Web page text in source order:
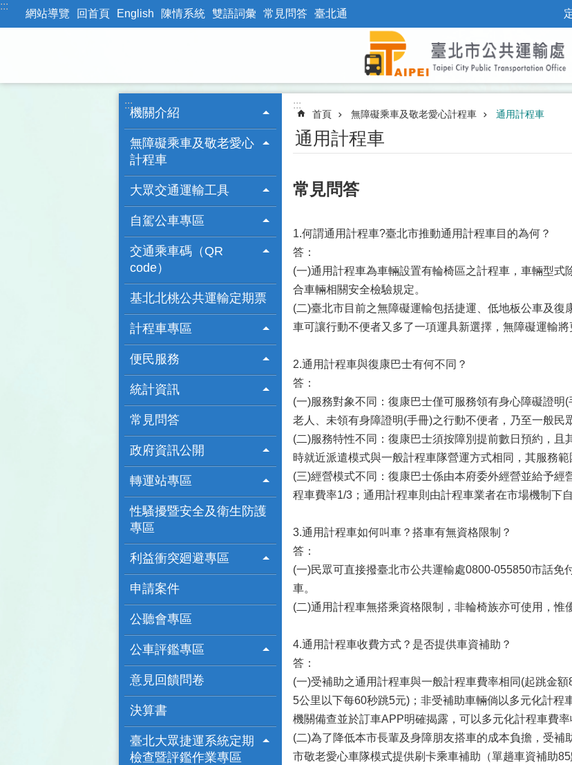
跳到主要內容區塊
:::
網站導覽 回首頁 English 陳情系統 雙語詞彙 常見問答 臺北通
:::
機關介紹
無障礙乘車及敬老愛心
計程車
大眾交通運輸工具
自駕公車專區
交通乘車碼（QR
code）
基北北桃公共運輸定期票
計程車專區
便民服務
統計資訊
常見問答
政府資訊公開
轉運站專區
性騷擾暨安全及衛生防護
專區
利益衝突廻避專區
申請案件
公聽會專區
公車評鑑專區
意見回饋問卷
決算書
臺北大眾捷運系統定期
檢查暨評鑑作業專區
:::
首頁 無障礙乘車及敬老愛心計程車 通用計程車
通用計程車
常見問答
1.何謂通用計程車?臺北市推動通用計程車目的為何？
答：
(一)通用計程車為車輛設置有輪椅區之計程車，車輛型
合車輛相關安全檢驗規定。
(二)臺北市目前之無障礙運輸包括捷運、低地板公車及
車可讓行動不便者又多了一項運具新選擇，無障礙運輸將
2.通用計程車與復康巴士有何不同？
答：
(一)服務對象不同：復康巴士僅可服務領有身心障礙證明
老人、未領有身障證明(手冊)之行動不便者，乃至一般民
(二)服務特性不同：復康巴士須按障別提前數日預約，
時就近派遣模式與一般計程車隊營運方式相同，其服務範
(三)經營模式不同：復康巴士係由本府委外經營並給予
程車費率1/3；通用計程車則由計程車業者在市場機制下
3.通用計程車如何叫車？搭車有無資格限制？
答：
(一)民眾可直接撥臺北市公共運輸處0800-055850市話免
車。
(二)通用計程車無搭乘資格限制，非輪椅族亦可使用，惟
4.通用計程車收費方式？是否提供車資補助？
答：
(一)受補助之通用計程車與一般計程車費率相同(起跳金
5公里以下每60秒跳5元)；非受補助車輛倘以多元化計程
機關備查並於訂車APP明確揭露，可以多元化計程車費
(二)為了降低本市長輩及身障朋友搭車的成本負擔，受
市敬老愛心車隊模式提供刷卡乘車補助（單趟車資補助